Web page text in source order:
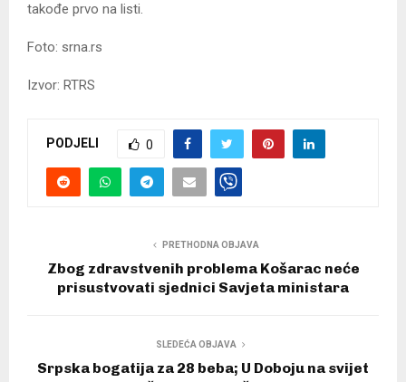
takođe prvo na listi.
Foto: srna.rs
Izvor: RTRS
PODJELI 0
PRETHODNA OBJAVA
Zbog zdravstvenih problema Košarac neće
prisustvovati sjednici Savjeta ministara
SLEDEĆA OBJAVA
Srpska bogatija za 28 beba; U Doboju na svijet